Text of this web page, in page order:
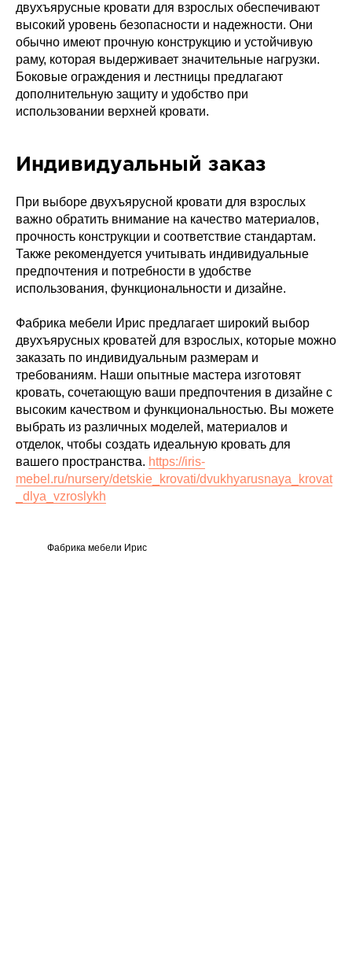
двухъярусные кровати для взрослых обеспечивают
высокий уровень безопасности и надежности. Они
обычно имеют прочную конструкцию и устойчивую
раму, которая выдерживает значительные нагрузки.
Боковые ограждения и лестницы предлагают
дополнительную защиту и удобство при
использовании верхней кровати.
Индивидуальный заказ
При выборе двухъярусной кровати для взрослых
важно обратить внимание на качество материалов,
прочность конструкции и соответствие стандартам.
Также рекомендуется учитывать индивидуальные
предпочтения и потребности в удобстве
использования, функциональности и дизайне.
Фабрика мебели Ирис предлагает широкий выбор
двухъярусных кроватей для взрослых, которые можно
заказать по индивидуальным размерам и
требованиям. Наши опытные мастера изготовят
кровать, сочетающую ваши предпочтения в дизайне с
высоким качеством и функциональностью. Вы можете
выбрать из различных моделей, материалов и
отделок, чтобы создать идеальную кровать для
вашего пространства. https://iris-
mebel.ru/nursery/detskie_krovati/dvukhyarusnaya_krovat
_dlya_vzroslykh
Фабрика мебели Ирис